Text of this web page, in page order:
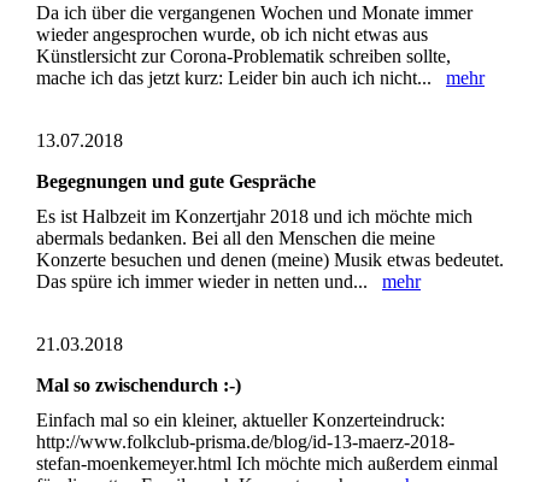
Da ich über die vergangenen Wochen und Monate immer
wieder angesprochen wurde, ob ich nicht etwas aus
Künstlersicht zur Corona-Problematik schreiben sollte,
mache ich das jetzt kurz: Leider bin auch ich nicht... mehr
13.07.2018
Begegnungen und gute Gespräche
Es ist Halbzeit im Konzertjahr 2018 und ich möchte mich
abermals bedanken. Bei all den Menschen die meine
Konzerte besuchen und denen (meine) Musik etwas bedeutet.
Das spüre ich immer wieder in netten und... mehr
21.03.2018
Mal so zwischendurch :-)
Einfach mal so ein kleiner, aktueller Konzerteindruck:
http://www.folkclub-prisma.de/blog/id-13-maerz-2018-
stefan-moenkemeyer.html Ich möchte mich außerdem einmal